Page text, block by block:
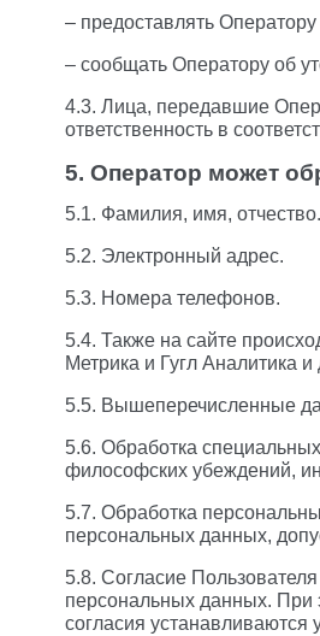
– предоставлять
– сообщать Оператору об
4.3. Лица, передавшие
ответственность в
5. Оператор может
5.1. Фамилия, имя, отчество.
5.2. Электронный адрес.
5.3. Номера телефонов.
5.4. Также на сайте
Метрика и Гугл Аналитика и
5.5. Вышеперечисленные
5.6. Обработка
философских убеждений,
5.7. Обработка
персональных данных,
5.8. Согласие
персональных данных. При
согласия